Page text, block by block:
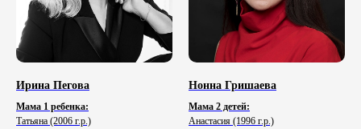
Ирина Пегова
Мама 1 ребенка:
Татьяна (2006 г.р.)
Нонна Гришаева
Мама 2 детей:
Анастасия (1996 г.р.)